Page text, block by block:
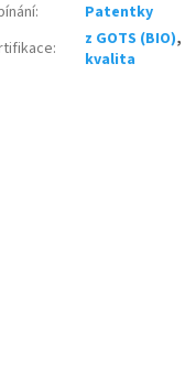
:
Patentky
: z GOTS (BIO),
kvalita